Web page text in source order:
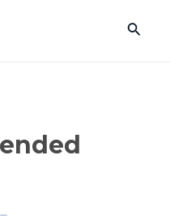
Buscar